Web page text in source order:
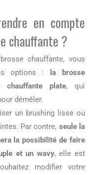
en compte
chauffante ?
chauffante, vous
options : la brosse
plate, qui
démêler.
un brushing lisse ou
Par contre, seule la
la possibilité de faire
et un wavy, elle est
modifier votre